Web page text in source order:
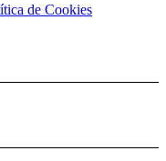
de Cookies